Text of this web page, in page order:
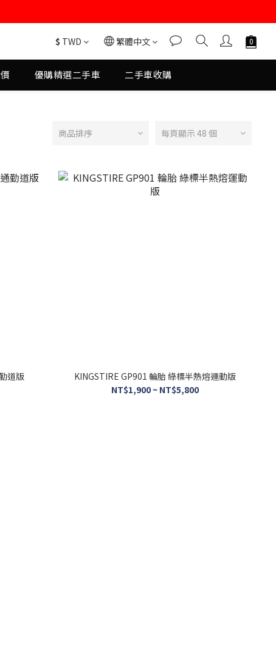
$ TWD 繁體中文
優購精選二手車 二手車收購
商品排序 每頁顯示 48 個
道版
KINGSTIRE GP901 輪胎 綠標半熱熔運動版
NT$1,900 ~ NT$5,800